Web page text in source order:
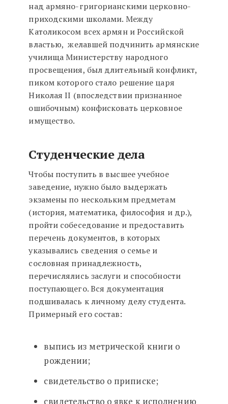
над армяно-григорианскими церковно-
приходскими школами. Между
Католикосом всех армян и Российской
властью, желавшей подчинить армянские
училища Министерству народного
просвещения, был длительный конфликт,
пиком которого стало решение царя
Николая II (впоследствии признанное
ошибочным) конфисковать церковное
имущество.
Студенческие дела
Чтобы поступить в высшее учебное
заведение, нужно было выдержать
экзамены по нескольким предметам
(история, математика, философия и др.),
пройти собеседование и предоставить
перечень документов, в которых
указывались сведения о семье и
сословная принадлежность,
перечислялись заслуги и способности
поступающего. Вся документация
подшивалась к личному делу студента.
Примерный его состав:
выпись из метрической книги о
рождении;
свидетельство о приписке;
свидетельство о явке к исполнению